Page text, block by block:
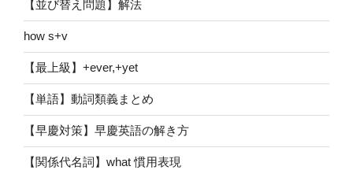
【並び替え問題】解法
how s+v
【最上級】+ever,+yet
【単語】動詞類義まとめ
【早慶対策】早慶英語の解き方
【関係代名詞】what 慣用表現